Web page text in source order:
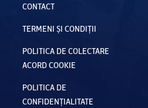
CONTACT
TERMENI ȘI CONDIȚII
POLITICA DE COLECTARE
ACORD COOKIE
POLITICA DE
CONFIDENȚIALITATE